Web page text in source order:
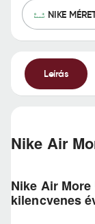
NIKE
Leírás
Nike Air
Nike Air
kilencvenes